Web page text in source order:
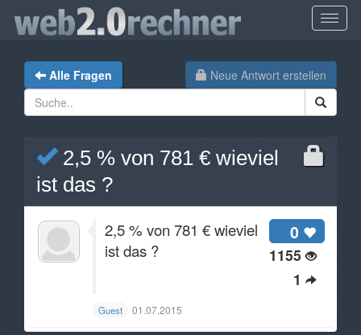
Neue Antwort erstellen
Alle Fragen
2,5 % von 781 € wieviel
ist das ?
0
1155
1
2,5 % von 781 € wieviel
ist das ?
Guest 01.07.2015